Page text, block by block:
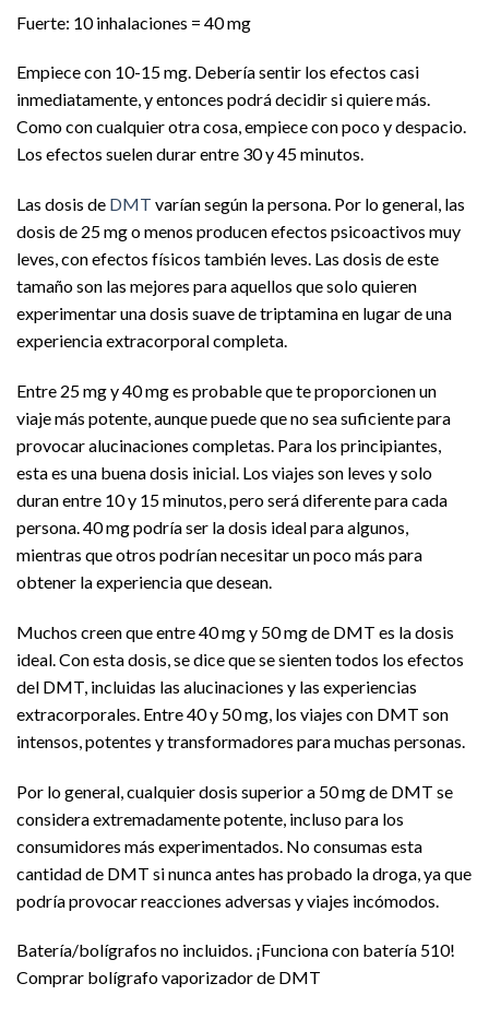
Fuerte: 10 inhalaciones = 40 mg
Empiece con 10-15 mg. Debería sentir los efectos casi
inmediatamente, y entonces podrá decidir si quiere más.
Como con cualquier otra cosa, empiece con poco y despacio.
Los efectos suelen durar entre 30 y 45 minutos.
Las dosis de DMT varían según la persona. Por lo general, las
dosis de 25 mg o menos producen efectos psicoactivos muy
leves, con efectos físicos también leves. Las dosis de este
tamaño son las mejores para aquellos que solo quieren
experimentar una dosis suave de triptamina en lugar de una
experiencia extracorporal completa.
Entre 25 mg y 40 mg es probable que te proporcionen un
viaje más potente, aunque puede que no sea suficiente para
provocar alucinaciones completas. Para los principiantes,
esta es una buena dosis inicial. Los viajes son leves y solo
duran entre 10 y 15 minutos, pero será diferente para cada
persona. 40 mg podría ser la dosis ideal para algunos,
mientras que otros podrían necesitar un poco más para
obtener la experiencia que desean.
Muchos creen que entre 40 mg y 50 mg de DMT es la dosis
ideal. Con esta dosis, se dice que se sienten todos los efectos
del DMT, incluidas las alucinaciones y las experiencias
extracorporales. Entre 40 y 50 mg, los viajes con DMT son
intensos, potentes y transformadores para muchas personas.
Por lo general, cualquier dosis superior a 50 mg de DMT se
considera extremadamente potente, incluso para los
consumidores más experimentados. No consumas esta
cantidad de DMT si nunca antes has probado la droga, ya que
podría provocar reacciones adversas y viajes incómodos.
Batería/bolígrafos no incluidos. ¡Funciona con batería 510!
Comprar bolígrafo vaporizador de DMT